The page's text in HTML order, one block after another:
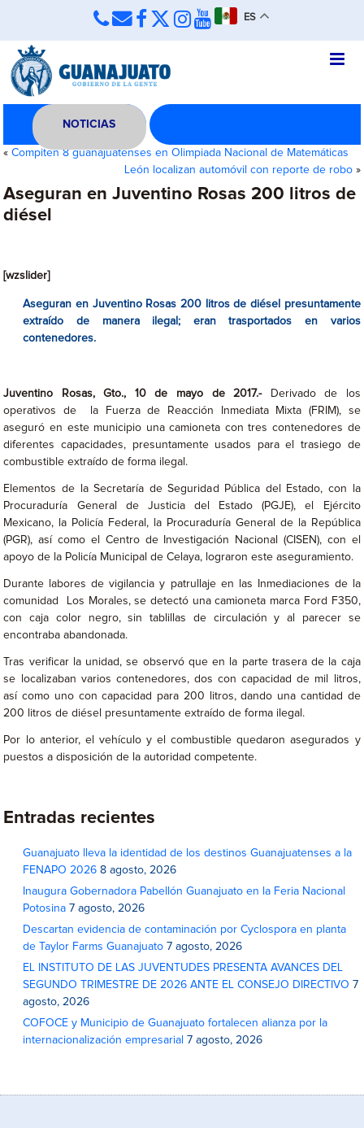
ES
NOTICIAS
«Compiten 8 guanajuatenses en Olimpiada Nacional de Matemáticas
León localizan automóvil con reporte de robo»
Aseguran en Juventino Rosas 200 litros de
diésel
[wzslider]
Aseguran en Juventino Rosas 200 litros de diésel presuntamente
extraído de manera ilegal; eran trasportados en varios
contenedores.
Juventino Rosas, Gto., 10 de mayo de 2017.-Derivado de los
operativos de la Fuerza de Reacción Inmediata Mixta (FRIM), se
aseguró en este municipio una camioneta con tres contenedores de
diferentes capacidades, presuntamente usados para el trasiego de
combustible extraído de forma ilegal.
Elementos de la Secretaría de Seguridad Pública del Estado, con la
Procuraduría General de Justicia del Estado (PGJE), el Ejército
Mexicano, la Policía Federal, la Procuraduría General de la República
(PGR), así como el Centro de Investigación Nacional (CISEN), con el
apoyo de la Policía Municipal de Celaya, lograron este aseguramiento.
Durante labores de vigilancia y patrullaje en las Inmediaciones de la
comunidad Los Morales, se detectó una camioneta marca Ford F350,
con caja color negro, sin tablillas de circulación y al parecer se
encontraba abandonada.
Tras verificar la unidad, se observó que en la parte trasera de la caja
se localizaban varios contenedores, dos con capacidad de mil litros,
así como uno con capacidad para 200 litros, dando una cantidad de
200 litros de diésel presuntamente extraído de forma ilegal.
Por lo anterior, el vehículo y el combustible quedaron asegurados y
puestos a disposición de la autoridad competente.
Entradas recientes
Guanajuato lleva la identidad de los destinos Guanajuatenses a la
FENAPO 2026 8 agosto, 2026
Inaugura Gobernadora Pabellón Guanajuato en la Feria Nacional
Potosina 7 agosto, 2026
Descartan evidencia de contaminación por Cyclospora en planta
de Taylor Farms Guanajuato 7 agosto, 2026
EL INSTITUTO DE LAS JUVENTUDES PRESENTA AVANCES DEL
SEGUNDO TRIMESTRE DE 2026 ANTE EL CONSEJO DIRECTIVO 7
agosto, 2026
COFOCE y Municipio de Guanajuato fortalecen alianza por la
internacionalización empresarial 7 agosto, 2026